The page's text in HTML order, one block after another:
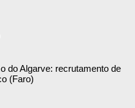
do Algarve: recrutamento de
(Faro)